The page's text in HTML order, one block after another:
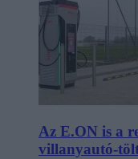
Az E.ON is a
villanyautó-